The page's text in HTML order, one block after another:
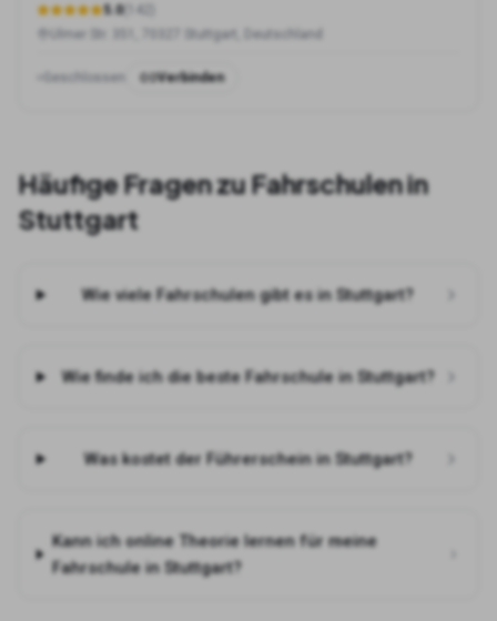
5.0
Ulmer Str. 351, 70327 Stuttgart, Deutschland
Geschlossen Verbinden
Häufige Fragen zu Fahrschulen in
Stuttgart
Wie viele Fahrschulen gibt es in Stuttgart?
Wie finde ich die beste Fahrschule in Stuttgart?
Was kostet der Führerschein in Stuttgart?
Kann ich online Theorie lernen für meine
Fahrschule in Stuttgart?